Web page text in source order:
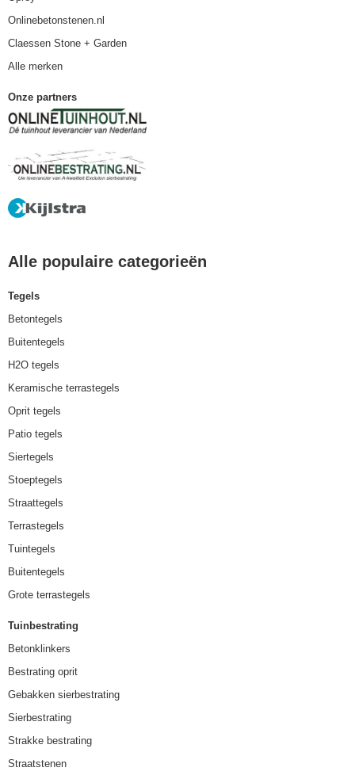
Onlinebetonstenen.nl
Claessen Stone + Garden
Alle merken
Onze partners
Alle populaire categorieën
Tegels
Betontegels
Buitentegels
H2O tegels
Keramische terrastegels
Oprit tegels
Patio tegels
Siertegels
Stoeptegels
Straattegels
Terrastegels
Tuintegels
Buitentegels
Grote terrastegels
Tuinbestrating
Betonklinkers
Bestrating oprit
Gebakken sierbestrating
Sierbestrating
Strakke bestrating
Straatstenen